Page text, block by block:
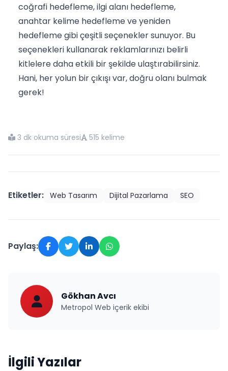
coğrafi hedefleme, ilgi alanı hedefleme,
anahtar kelime hedefleme ve yeniden
hedefleme gibi çeşitli seçenekler sunuyor. Bu
seçenekleri kullanarak reklamlarınızı belirli
kitlelere daha etkili bir şekilde ulaştırabilirsiniz.
Hani, her yolun bir çıkışı var, doğru olanı bulmak
gerek!
3 dk okuma süresi 515 kelime
Etiketler: Web Tasarım Dijital Pazarlama SEO
Paylaş:
Gökhan Avcı
Metropol Web içerik ekibi
İlgili Yazılar